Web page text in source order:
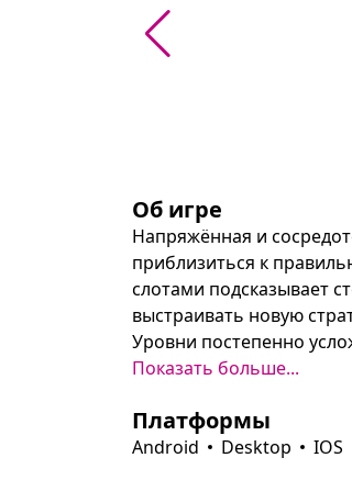
Об игре
Напряжённая и
приблизиться к
слотами подсказывает
выстраивать новую
Уровни постепенно
комбинировать выводы
тонкой логики и
Показать больше...
Платформы
Android Desktop IOS